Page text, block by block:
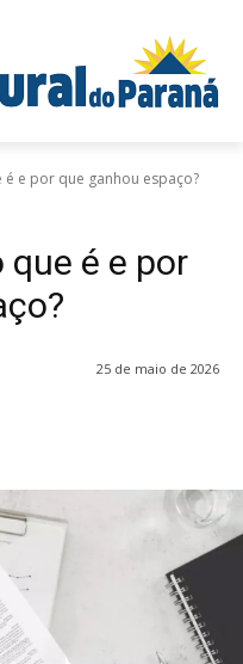
é e por que ganhou espaço?
que é e por
25 de maio de 2026